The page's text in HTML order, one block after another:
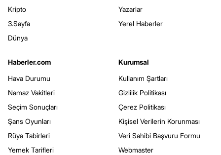
Kripto
3.Sayfa
Dünya
Yazarlar
Yerel Haberler
Haberler.com
Hava Durumu
Namaz Vakitleri
Seçim Sonuçları
Şans Oyunları
Rüya Tabirleri
Yemek Tarifleri
Kurumsal
Kullanım Şartları
Gizlilik Politikası
Çerez Politikası
Kişisel Verilerin Korunması
Veri Sahibi Başvuru Formu
Webmaster